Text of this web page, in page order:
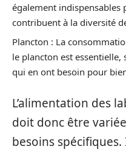
également
contribuent à la diversité
Plancton : La
le plancton est
qui en ont besoin pour
L’alimentation des
doit donc être
besoins